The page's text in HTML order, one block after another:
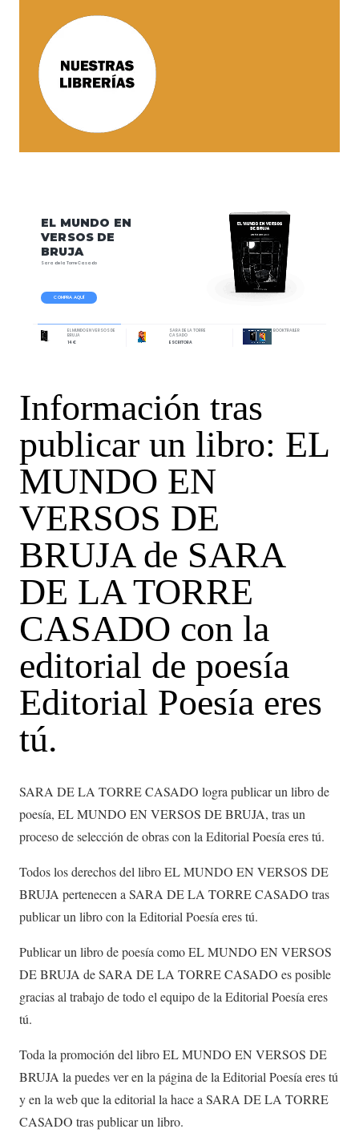
Sara dela TorreCasado
EL MUNDO EN
VERSOS DE
BRUJA
COMPRA AQUÍ
EL MUNDO EN VERSOS DE
BRUJA
14 €
SARA DE LA TORRE
CASADO
ESCRITORA
BOOKTRAILER
Información tras
publicar un libro: EL
MUNDO EN
VERSOS DE
BRUJA de SARA
DE LA TORRE
CASADO con la
editorial de poesía
Editorial Poesía eres
tú.
SARA DE LA TORRE CASADO logra publicar un libro de
poesía, EL MUNDO EN VERSOS DE BRUJA, tras un
proceso de selección de obras con la Editorial Poesía eres tú.
Todos los derechos del libro EL MUNDO EN VERSOS DE
BRUJA pertenecen a SARA DE LA TORRE CASADO tras
publicar un libro con la Editorial Poesía eres tú.
Publicar un libro de poesía como EL MUNDO EN VERSOS
DE BRUJA de SARA DE LA TORRE CASADO es posible
gracias al trabajo de todo el equipo de la Editorial Poesía eres
tú.
Toda la promoción del libro EL MUNDO EN VERSOS DE
BRUJA la puedes ver en la página de la Editorial Poesía eres tú
y en la web que la editorial la hace a SARA DE LA TORRE
CASADO tras publicar un libro.